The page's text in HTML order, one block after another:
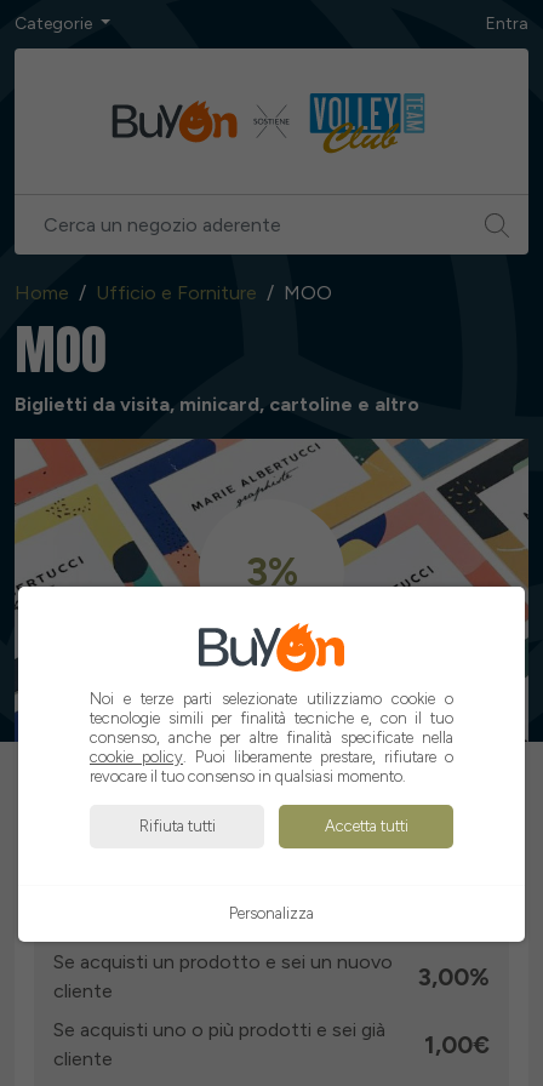
Categorie Entra
Home Ufficio e Forniture MOO
MOO
Biglietti da visita, minicard, cartoline e altro
3%
ATTIVA CASHBACK
Cashback che BuyOn donerà
Se acquisti un prodotto e sei un nuovo
cliente
3,00%
Se acquisti uno o più prodotti e sei già
cliente
1,00€
Noi e terze parti selezionate utilizziamo cookie o
tecnologie simili per finalità tecniche e, con il tuo
consenso, anche per altre finalità specificate nella
cookie policy . Puoi liberamente prestare, rifiutare o
revocare il tuo consenso in qualsiasi momento.
Rifiuta tutti Accetta tutti
Personalizza